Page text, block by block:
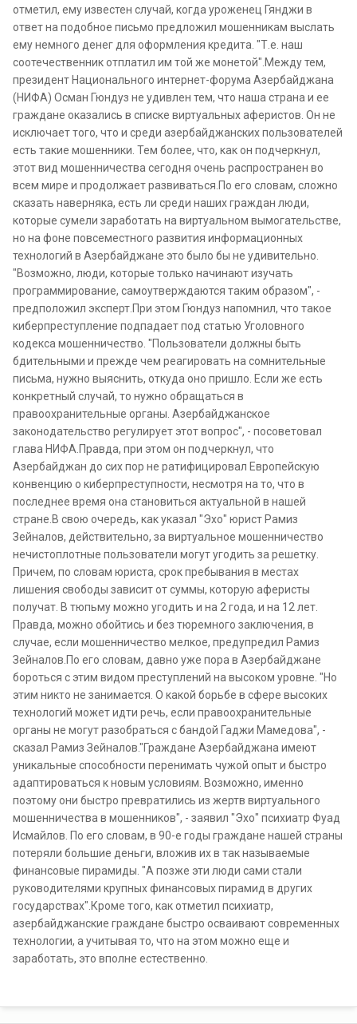
отметил, ему известен случай, когда уроженец Гянджи в
ответ на подобное письмо предложил мошенникам выслать
ему немного денег для оформления кредита. "Т.е. наш
соотечественник отплатил им той же монетой".Между тем,
президент Национального интернет-форума Азербайджана
(НИФА) Осман Гюндуз не удивлен тем, что наша страна и ее
граждане оказались в списке виртуальных аферистов. Он не
исключает того, что и среди азербайджанских пользователей
есть такие мошенники. Тем более, что, как он подчеркнул,
этот вид мошенничества сегодня очень распространен во
всем мире и продолжает развиваться.По его словам, сложно
сказать наверняка, есть ли среди наших граждан люди,
которые сумели заработать на виртуальном вымогательстве,
но на фоне повсеместного развития информационных
технологий в Азербайджане это было бы не удивительно.
"Возможно, люди, которые только начинают изучать
программирование, самоутверждаются таким образом", -
предположил эксперт.При этом Гюндуз напомнил, что такое
киберпреступление подпадает под статью Уголовного
кодекса мошенничество. "Пользователи должны быть
бдительными и прежде чем реагировать на сомнительные
письма, нужно выяснить, откуда оно пришло. Если же есть
конкретный случай, то нужно обращаться в
правоохранительные органы. Азербайджанское
законодательство регулирует этот вопрос", - посоветовал
глава НИФА.Правда, при этом он подчеркнул, что
Азербайджан до сих пор не ратифицировал Европейскую
конвенцию о киберпреступности, несмотря на то, что в
последнее время она становиться актуальной в нашей
стране.В свою очередь, как указал "Эхо" юрист Рамиз
Зейналов, действительно, за виртуальное мошенничество
нечистоплотные пользователи могут угодить за решетку.
Причем, по словам юриста, срок пребывания в местах
лишения свободы зависит от суммы, которую аферисты
получат. В тюпьму можно угодить и на 2 года, и на 12 лет.
Правда, можно обойтись и без тюремного заключения, в
случае, если мошенничество мелкое, предупредил Рамиз
Зейналов.По его словам, давно уже пора в Азербайджане
бороться с этим видом преступлений на высоком уровне. "Но
этим никто не занимается. О какой борьбе в сфере высоких
технологий может идти речь, если правоохранительные
органы не могут разобраться с бандой Гаджи Мамедова", -
сказал Рамиз Зейналов."Граждане Азербайджана имеют
уникальные способности перенимать чужой опыт и быстро
адаптироваться к новым условиям. Возможно, именно
поэтому они быстро превратились из жертв виртуального
мошенничества в мошенников", - заявил "Эхо" психиатр Фуад
Исмайлов. По его словам, в 90-е годы граждане нашей страны
потеряли большие деньги, вложив их в так называемые
финансовые пирамиды. "А позже эти люди сами стали
руководителями крупных финансовых пирамид в других
государствах".Кроме того, как отметил психиатр,
азербайджанские граждане быстро осваивают современных
технологии, а учитывая то, что на этом можно еще и
заработать, это вполне естественно.